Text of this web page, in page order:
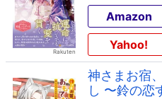
Amazon
Yahoo!
神さまお宿
し 〜鈴の恋